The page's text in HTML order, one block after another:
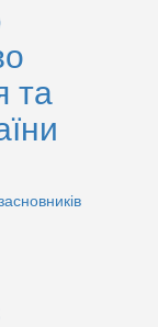
та